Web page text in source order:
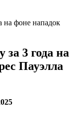
на фоне нападок
3 года на
Пауэлла